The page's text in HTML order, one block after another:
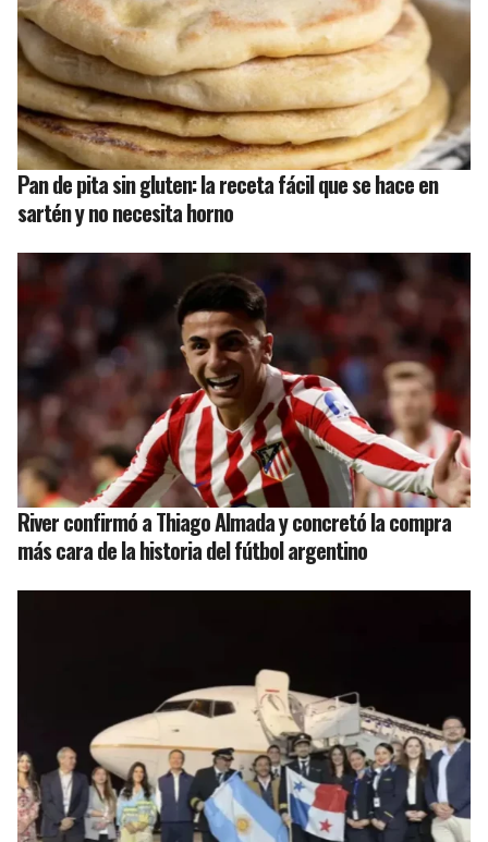
Pan de pita sin gluten: la receta fácil que se hace en
sartén y no necesita horno
River confirmó a Thiago Almada y concretó la compra
más cara de la historia del fútbol argentino